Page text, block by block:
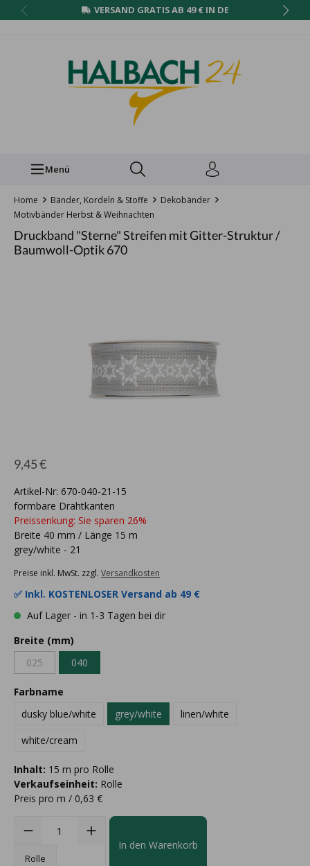
VERSAND GRATIS AB 49 € IN DE
Menü
Home Bänder, Kordeln & Stoffe
Dekobänder
Motivbänder Herbst & Weihnachten
Druckband "Sterne" Streifen mit Gitter-Struktur /
Baumwoll-Optik 670
9,45 €
Artikel-Nr: 670-040-21-15
formbare Drahtkanten
Preissenkung: Sie sparen 26%
Breite 40 mm / Länge 15 m
grey/white - 21
Preise inkl. MwSt. zzgl. Versandkosten
✅ Inkl. KOSTENLOSER Versand ab 49 €
Auf Lager - in 1-3 Tagen bei dir
Breite (mm)
025
040
Farbname
dusky blue/white
grey/white
linen/white
white/cream
Inhalt: 15 m pro Rolle
Verkaufseinheit: Rolle
Preis pro m / 0,63 €
Rolle
In den Warenkorb